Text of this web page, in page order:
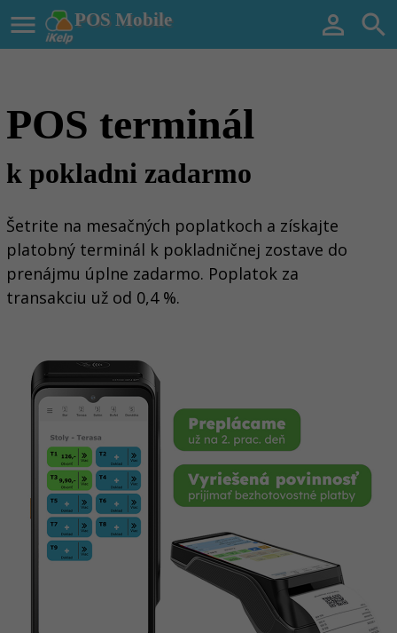
POS Mobile
  
POS terminál
k pokladni zadarmo
Šetrite na mesačných poplatkoch a získajte
platobný terminál k pokladničnej zostave do
prenájmu úplne zadarmo. Poplatok za
transakciu už od 0,4 %.